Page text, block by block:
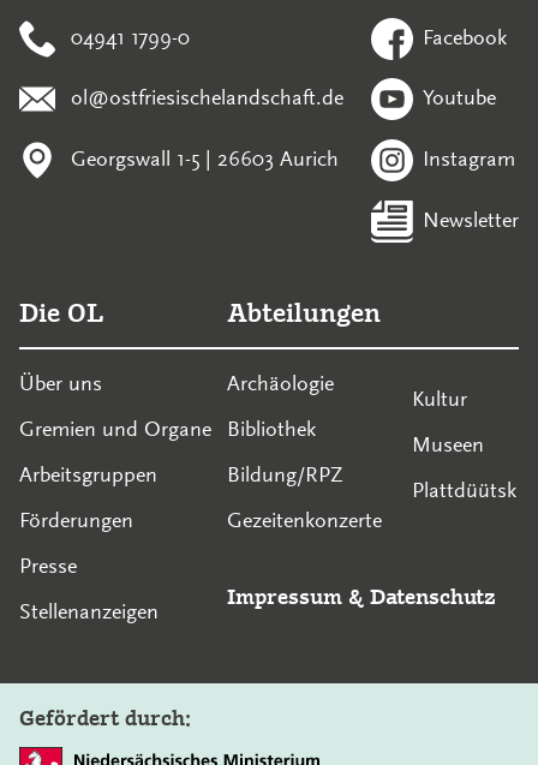
04941 1799-0
ol@ostfriesischelandschaft.de
Georgswall 1-5 | 26603 Aurich
Facebook
Youtube
Instagram
Newsletter
Die OL
Über uns
Gremien und Organe
Arbeitsgruppen
Förderungen
Presse
Stellenanzeigen
Abteilungen
Archäologie
Bibliothek
Bildung/RPZ
Gezeitenkonzerte
Kultur
Museen
Plattdüütsk
Impressum & Datenschutz
Gefördert durch: